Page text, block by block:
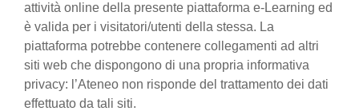
attività online della presente piattaforma e-Learning ed
è valida per i visitatori/utenti della stessa. La
piattaforma potrebbe contenere collegamenti ad altri
siti web che dispongono di una propria informativa
privacy: l’Ateneo non risponde del trattamento dei dati
effettuato da tali siti.